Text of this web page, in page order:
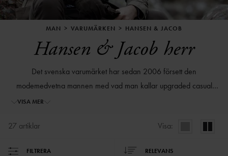
MAN VARUMÄRKEN HANSEN & JACOB
Hansen & Jacob herr
Det svenska varumärket har sedan 2006 försett den
modemedvetna mannen med vad man kallar upgraded casual
clothes. Det handlar om mode som är lätt att kombinera och färger
genomarbetad. Hantverk och kvalité från början till slut.
VISA MER
27 artiklar Visa:
FILTRERA RELEVANS